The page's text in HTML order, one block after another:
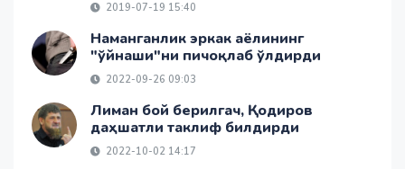
2019-07-19 15:40
Наманганлик эркак аёлининг
"ўйнаши"ни пичоқлаб ўлдирди
2022-09-26 09:03
Лиман бой берилгач, Қодиров
даҳшатли таклиф билдирди
2022-10-02 14:17